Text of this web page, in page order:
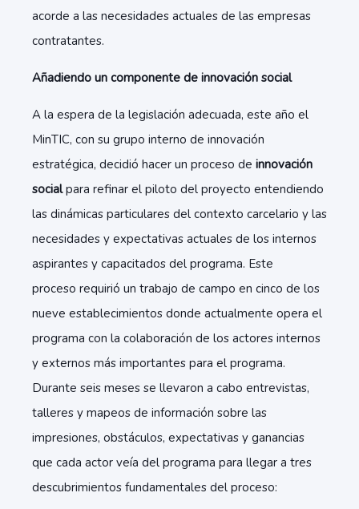
acorde a las necesidades actuales de las empresas
contratantes.
Añadiendo un componente de innovación social
A la espera de la legislación adecuada, este año el
MinTIC, con su grupo interno de innovación
estratégica, decidió hacer un proceso de innovación
socialpara refinar el piloto del proyecto entendiendo
las dinámicas particulares del contexto carcelario y las
necesidades y expectativas actuales de los internos
aspirantes y capacitados del programa. Este
proceso requirió un trabajo de campo en cinco de los
nueve establecimientos donde actualmente opera el
programa con la colaboración de los actores internos
y externos más importantes para el programa.
Durante seis meses se llevaron a cabo entrevistas,
talleres y mapeos de información sobre las
impresiones, obstáculos, expectativas y ganancias
que cada actor veía del programa para llegar a tres
descubrimientos fundamentales del proceso: